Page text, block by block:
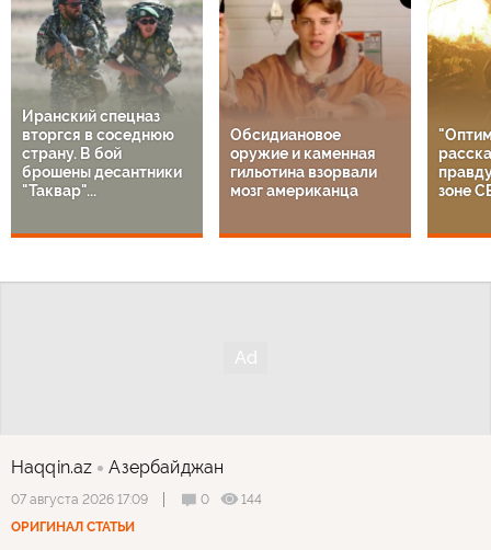
Иранский спецназ
вторгся в соседнюю
страну. В бой
брошены десантники
"Таквар"...
Обсидиановое
оружие и каменная
гильотина взорвали
мозг американца
зоне
Haqqin.az Азербайджан
07 августа 2026 17:09 0
144
ОРИГИНАЛ СТАТЬИ